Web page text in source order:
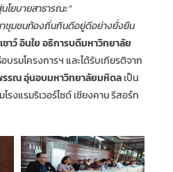
โยบายสาธารณะ”
ชุมชนท้องถิ่นกินดีอยู่ดีอย่างยั่งยืน
าว์ อินใย อธิการบดีมหาวิทยาลัย
บรมโครงการฯ และได้รับเกียรติจาก
รรณ อุ่นอบมหาวิทยาลัยมหิดลเป็น
งแรมริเวอร์ไซด์ เชียงคาน รีสอร์ท